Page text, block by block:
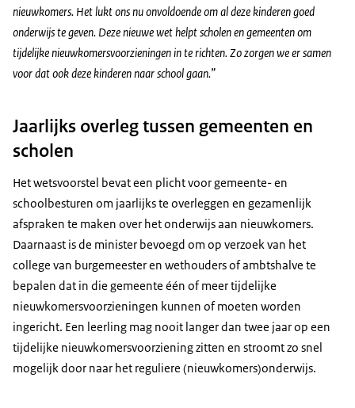
nieuwkomers. Het lukt ons nu onvoldoende om al deze kinderen goed
onderwijs te geven. Deze nieuwe wet helpt scholen en gemeenten om
tijdelijke nieuwkomersvoorzieningen in te richten. Zo zorgen we er samen
voor dat ook deze kinderen naar school gaan.”
Jaarlijks overleg tussen gemeenten en
scholen
Het wetsvoorstel bevat een plicht voor gemeente- en
schoolbesturen om jaarlijks te overleggen en gezamenlijk
afspraken te maken over het onderwijs aan nieuwkomers.
Daarnaast is de minister bevoegd om op verzoek van het
college van burgemeester en wethouders of ambtshalve te
bepalen dat in die gemeente één of meer tijdelijke
nieuwkomersvoorzieningen kunnen of moeten worden
ingericht. Een leerling mag nooit langer dan twee jaar op een
tijdelijke nieuwkomersvoorziening zitten en stroomt zo snel
mogelijk door naar het reguliere (nieuwkomers)onderwijs.